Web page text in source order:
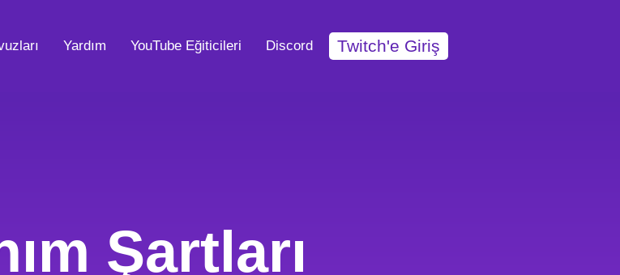
Yardım YouTube Eğiticileri Discord Twitch'e Giriş
Şartları